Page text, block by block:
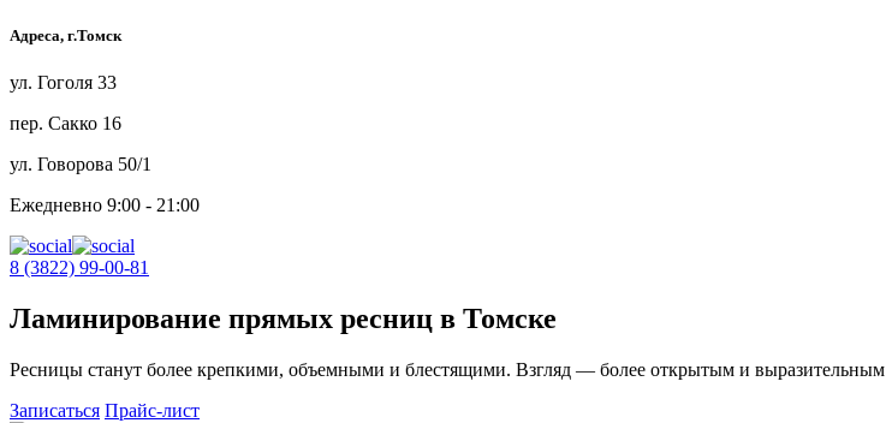
Адреса, г.Томск
ул. Гоголя 33
пер. Сакко 16
ул. Говорова 50/1
Ежедневно 9:00 - 21:00
8 (3822) 99-00-81
Ламинирование прямых ресниц в Томске
Ресницы станут более крепкими, объемными и блестящими. Взгляд — более открытым и выразительным
Записаться Прайс-лист